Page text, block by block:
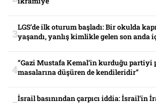
LGS’de ilk oturum başladı: Bir okulda
yaşandı, yanlış kimlikle gelen son anda
“Gazi Mustafa Kemal’in kurduğu partiyi
masalarına düşüren de kendileridir”
İsrail basınından çarpıcı iddia: İsrail’in